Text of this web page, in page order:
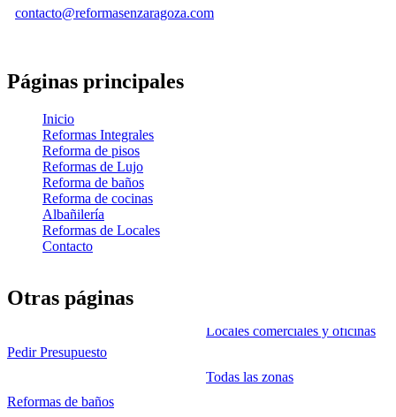
Páginas principales
Inicio
Reformas Integrales
Reforma de pisos
Reformas de Lujo
Reforma de baños
Reforma de cocinas
Albañilería
Reformas de Locales
Contacto
contacto@reformasenzaragoza.com
Otras páginas
Pedir Presupuesto
Reformas de baños
Locales comerciales y oficinas
Todas las zonas